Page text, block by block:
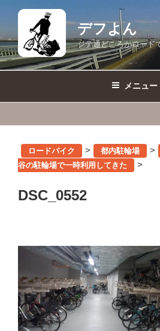
テ
ン
ツ
デフよん
ジテ通どころかロード
メニュー
ロードバイク > 都内駐輪場 >
谷の駐輪場で一時利用してきた
>
DSC_0552